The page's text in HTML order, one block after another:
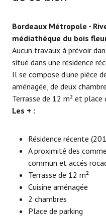
Bordeaux Métropole -
médiathèque du bois
Aucun travaux à prévoir
situé dans une résidence
Il se compose d’une pièce
aménagée, de deux
Terrasse de 12 m² et place
Les + :
Résidence récente
A proximité des
commun et accés
Terrasse de 12 m²
Cuisine aménagée
2 chambres
Place de parking